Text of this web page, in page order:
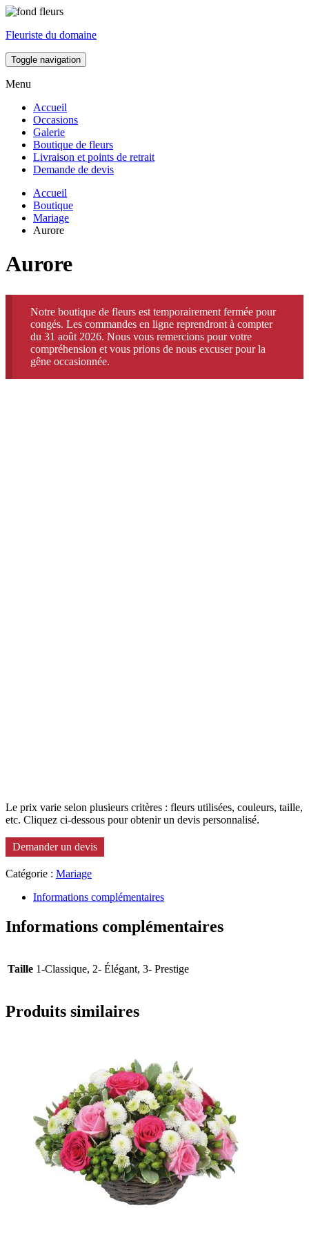
Fleuriste du domaine
Toggle navigation
Menu
Accueil
Occasions
Galerie
Boutique de fleurs
Livraison et points de retrait
Demande de devis
Accueil
Boutique
Mariage
Aurore
Aurore
Notre boutique de fleurs est temporairement fermée pour
congés. Les commandes en ligne reprendront à compter
du 31 août 2026. Nous vous remercions pour votre
compréhension et vous prions de nous excuser pour la
gêne occasionnée.
Le prix varie selon plusieurs critères : fleurs utilisées, couleurs, taille,
etc. Cliquez ci-dessous pour obtenir un devis personnalisé.
Demander un devis
Catégorie : Mariage
Informations complémentaires
Informations complémentaires
Taille 1-Classique, 2- Élégant, 3- Prestige
Produits similaires